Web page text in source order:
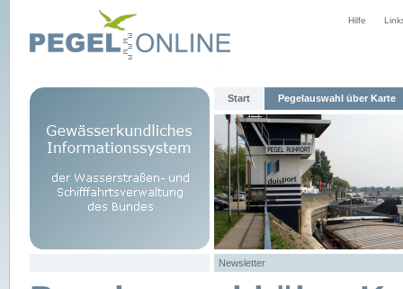
Hilfe
Start Pegelauswahl über Karte
Newsletter